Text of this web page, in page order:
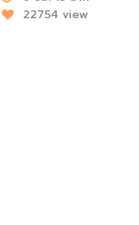
22754 view